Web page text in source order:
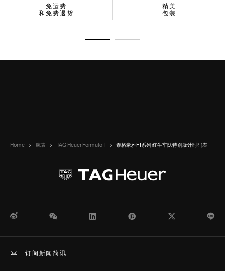
免运费
和免费退货
精美
包装
Home 腕表 TAG Heuer Formula 1 泰格豪雅F1系列 红牛车队特别版计时码表
微博 WeChat Pinterest
订阅新闻简讯